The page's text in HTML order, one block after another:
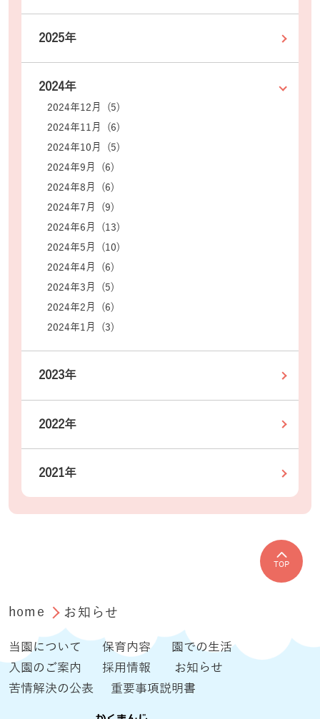
2025年
2024年
2024年12月 (5)
2024年11月 (6)
2024年10月 (5)
2024年9月 (6)
2024年8月 (6)
2024年7月 (9)
2024年6月 (13)
2024年5月 (10)
2024年4月 (6)
2024年3月 (5)
2024年2月 (6)
2024年1月 (3)
2023年
2022年
2021年
TOP
home お知らせ
当園について 保育内容
園での生活
入園のご案内
採用情報
お知らせ
苦情解決の公表
重要事項説明書